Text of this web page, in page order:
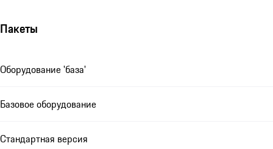
Пакеты
Оборудование 'база'
Базовое оборудование
Стандартная версия